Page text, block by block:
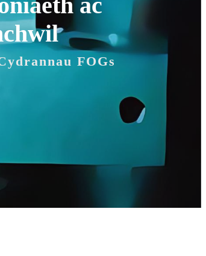
FOGs